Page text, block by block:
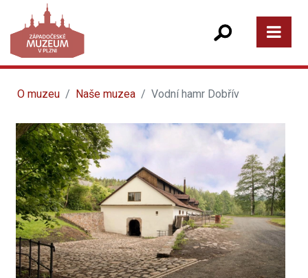
O muzeu Naše muzea Vodní hamr Dobřív